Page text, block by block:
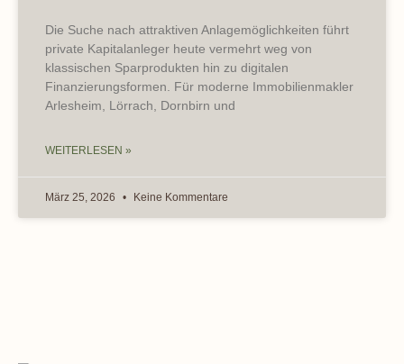
Die Suche nach attraktiven Anlagemöglichkeiten führt
private Kapitalanleger heute vermehrt weg von
klassischen Sparprodukten hin zu digitalen
Finanzierungsformen. Für moderne Immobilienmakler
Arlesheim, Lörrach, Dornbirn und
WEITERLESEN »
März 25, 2026 Keine Kommentare